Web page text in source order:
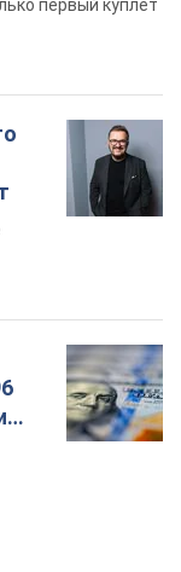
первый куплет